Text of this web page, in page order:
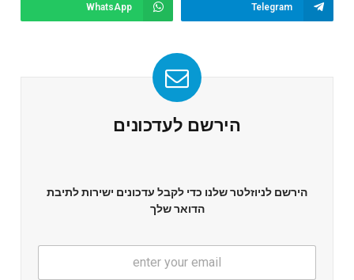
Telegram
WhatsApp
הירשם לעדכונים
הירשם לניוזלטר שלנו כדי לקבל עדכונים ישירות לתיבת
הדואר שלך